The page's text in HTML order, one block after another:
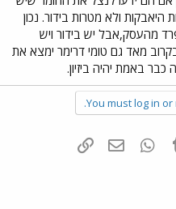
ולא מטרות בידור. נכון
מהעסק,אבל יש בידור ויש
מאד גם טומי דרימר ימצא את
You must log in
Tumblr
WhatsAppדואר אלקטרוני